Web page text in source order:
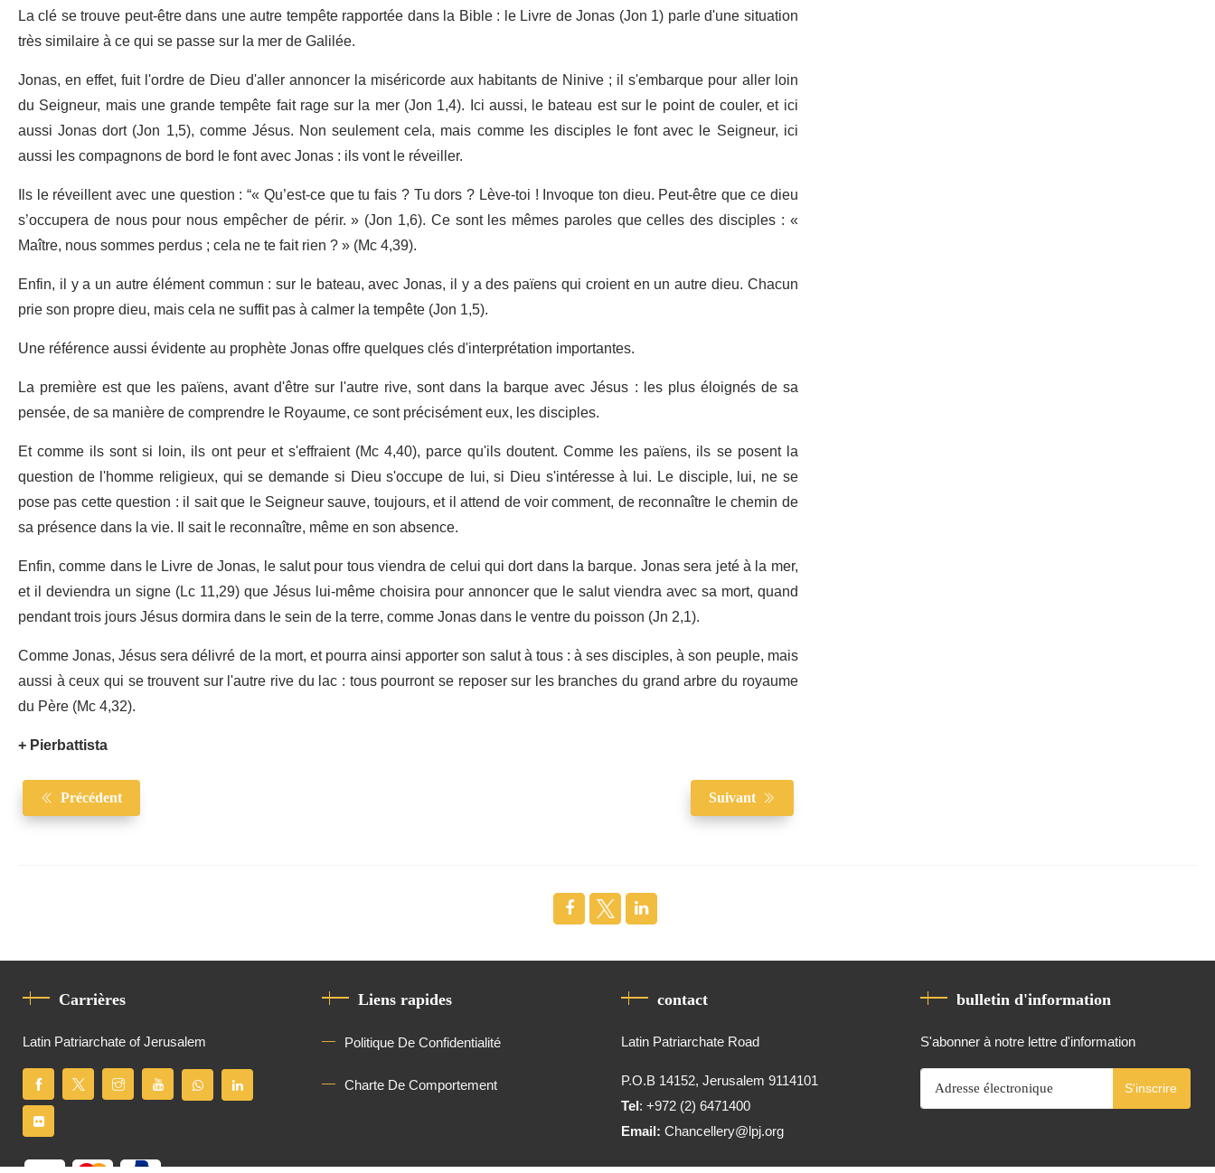
La clé se trouve peut-être dans une autre tempête rapportée dans la Bible : le Livre de Jonas (Jon 1) parle d'une situation
très similaire à ce qui se passe sur la mer de Galilée.
Jonas, en effet, fuit l'ordre de Dieu d'aller annoncer la miséricorde aux habitants de Ninive ; il s'embarque pour aller loin
du Seigneur, mais une grande tempête fait rage sur la mer (Jon 1,4). Ici aussi, le bateau est sur le point de couler, et ici
aussi Jonas dort (Jon 1,5), comme Jésus. Non seulement cela, mais comme les disciples le font avec le Seigneur, ici
aussi les compagnons de bord le font avec Jonas : ils vont le réveiller.
Ils le réveillent avec une question : “« Qu’est-ce que tu fais ? Tu dors ? Lève-toi ! Invoque ton dieu. Peut-être que ce dieu
s’occupera de nous pour nous empêcher de périr. » (Jon 1,6). Ce sont les mêmes paroles que celles des disciples : «
Maître, nous sommes perdus ; cela ne te fait rien ? » (Mc 4,39).
Enfin, il y a un autre élément commun : sur le bateau, avec Jonas, il y a des païens qui croient en un autre dieu. Chacun
prie son propre dieu, mais cela ne suffit pas à calmer la tempête (Jon 1,5).
Une référence aussi évidente au prophète Jonas offre quelques clés d'interprétation importantes.
La première est que les païens, avant d'être sur l'autre rive, sont dans la barque avec Jésus : les plus éloignés de sa
pensée, de sa manière de comprendre le Royaume, ce sont précisément eux, les disciples.
Et comme ils sont si loin, ils ont peur et s'effraient (Mc 4,40), parce qu'ils doutent. Comme les païens, ils se posent la
question de l'homme religieux, qui se demande si Dieu s'occupe de lui, si Dieu s'intéresse à lui. Le disciple, lui, ne se
pose pas cette question : il sait que le Seigneur sauve, toujours, et il attend de voir comment, de reconnaître le chemin de
sa présence dans la vie. Il sait le reconnaître, même en son absence.
Enfin, comme dans le Livre de Jonas, le salut pour tous viendra de celui qui dort dans la barque. Jonas sera jeté à la mer,
et il deviendra un signe (Lc 11,29) que Jésus lui-même choisira pour annoncer que le salut viendra avec sa mort, quand
pendant trois jours Jésus dormira dans le sein de la terre, comme Jonas dans le ventre du poisson (Jn 2,1).
Comme Jonas, Jésus sera délivré de la mort, et pourra ainsi apporter son salut à tous : à ses disciples, à son peuple, mais
aussi à ceux qui se trouvent sur l'autre rive du lac : tous pourront se reposer sur les branches du grand arbre du royaume
du Père (Mc 4,32).
+ Pierbattista
Précédent Suivant
Carrières
Latin Patriarchate of Jerusalem
Liens rapides
Politique De Confidentialité
Charte De Comportement
contact
Latin Patriarchate Road
P.O.B 14152, Jerusalem 9114101
Tel: +972 (2) 6471400
Email:Chancellery@lpj.org
bulletin d'information
S'abonner à notre lettre d'information
S'inscrire